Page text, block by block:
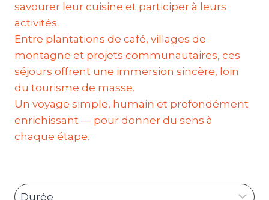
savourer leur cuisine et participer à leurs
activités.
Entre plantations de café, villages de
montagne et projets communautaires, ces
séjours offrent une immersion sincère, loin
du tourisme de masse.
Un voyage simple, humain et profondément
enrichissant — pour donner du sens à
chaque étape.